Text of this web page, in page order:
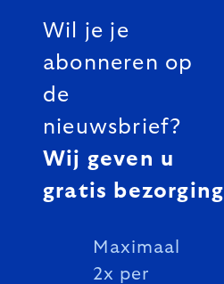
Wil je je
abonneren op
de
nieuwsbrief?
Wij geven u
gratis bezorging
Maximaal
2x per